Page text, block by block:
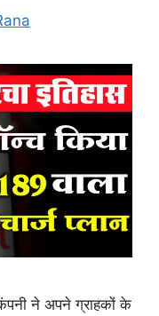
ने अपने ग्राहकों के